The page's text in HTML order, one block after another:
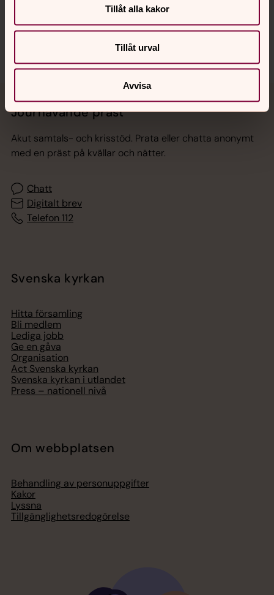
Tillåt alla kakor
Tillåt urval
Avvisa
Jourhavande präst
Akut samtals- och krisstöd. Prata eller chatta anonymt
med en präst på kvällar och nätter.
Chatt
Digitalt brev
Telefon 112
Svenska kyrkan
Hitta församling
Bli medlem
Lediga jobb
Ge en gåva
Organisation
Act Svenska kyrkan
Svenska kyrkan i utlandet
Press – nationell nivå
Om webbplatsen
Behandling av personuppgifter
Kakor
Lyssna
Tillgänglighetsredogörelse